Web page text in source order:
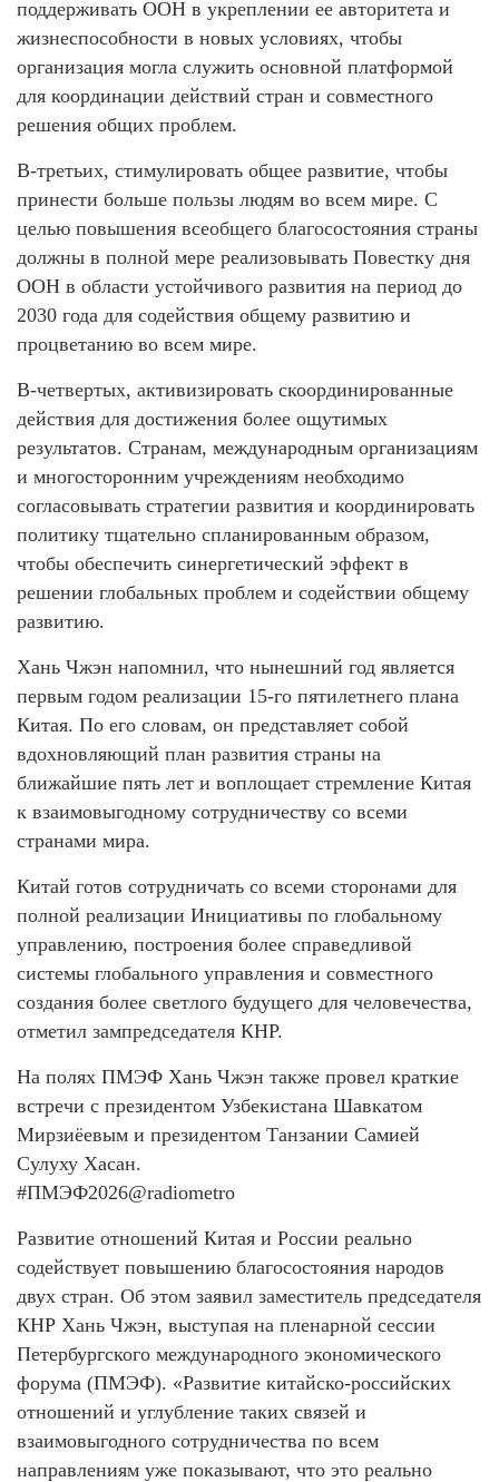
поддерживать ООН в укреплении ее авторитета и
жизнеспособности в новых условиях, чтобы
организация могла служить основной платформой
для координации действий стран и совместного
решения общих проблем.
В-третьих, стимулировать общее развитие, чтобы
принести больше пользы людям во всем мире. С
целью повышения всеобщего благосостояния страны
должны в полной мере реализовывать Повестку дня
ООН в области устойчивого развития на период до
2030 года для содействия общему развитию и
процветанию во всем мире.
В-четвертых, активизировать скоординированные
действия для достижения более ощутимых
результатов. Странам, международным организациям
и многосторонним учреждениям необходимо
согласовывать стратегии развития и координировать
политику тщательно спланированным образом,
чтобы обеспечить синергетический эффект в
решении глобальных проблем и содействии общему
развитию.
Хань Чжэн напомнил, что нынешний год является
первым годом реализации 15-го пятилетнего плана
Китая. По его словам, он представляет собой
вдохновляющий план развития страны на
ближайшие пять лет и воплощает стремление Китая
к взаимовыгодному сотрудничеству со всеми
странами мира.
Китай готов сотрудничать со всеми сторонами для
полной реализации Инициативы по глобальному
управлению, построения более справедливой
системы глобального управления и совместного
создания более светлого будущего для человечества,
отметил зампредседателя КНР.
На полях ПМЭФ Хань Чжэн также провел краткие
встречи с президентом Узбекистана Шавкатом
Мирзиёевым и президентом Танзании Самией
Сулуху Хасан.
#ПМЭФ2026@radiometro
Развитие отношений Китая и России реально
содействует повышению благосостояния народов
двух стран. Об этом заявил заместитель председателя
КНР Хань Чжэн, выступая на пленарной сессии
Петербургского международного экономического
форума (ПМЭФ). «Развитие китайско-российских
отношений и углубление таких связей и
взаимовыгодного сотрудничества по всем
направлениям уже показывают, что это реально